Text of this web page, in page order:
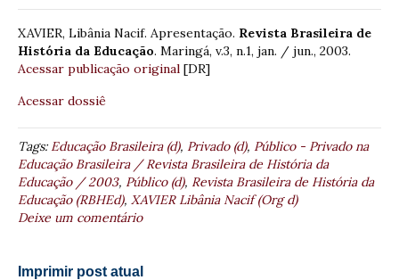
XAVIER, Libânia Nacif. Apresentação. Revista Brasileira de
História da Educação. Maringá, v.3, n.1, jan. / jun., 2003.
Acessar publicação original [DR]
Acessar dossiê
Tags:Educação Brasileira (d), Privado (d), Público - Privado na
Educação Brasileira / Revista Brasileira de História da
Educação / 2003, Público (d), Revista Brasileira de História da
Educação (RBHEd), XAVIER Libânia Nacif (Org d)
Deixe um comentário
Imprimir post atual